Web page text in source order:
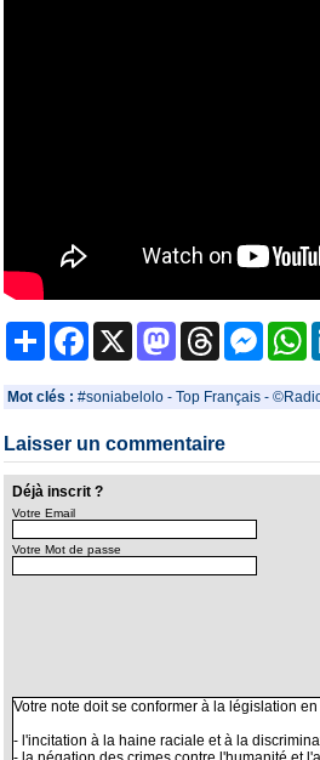
PartagerFacebook MastodonThreads
Mot clés : #soniabelolo- Top Français-
Laisser un commentaire
Déjà inscrit ?
Votre Email
Votre Mot de passe